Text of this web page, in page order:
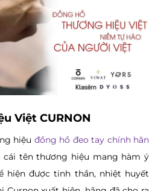
Việt CURNON
hiệu đồng hồ đeo tay chính hãn
cái tên thương hiệu mang hàm ý
hiện được tinh thần, nhiệt huyết